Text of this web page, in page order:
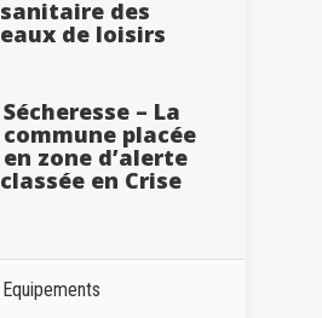
sanitaire des
eaux de loisirs
Sécheresse – La
commune placée
en zone d’alerte
classée en Crise
Equipements